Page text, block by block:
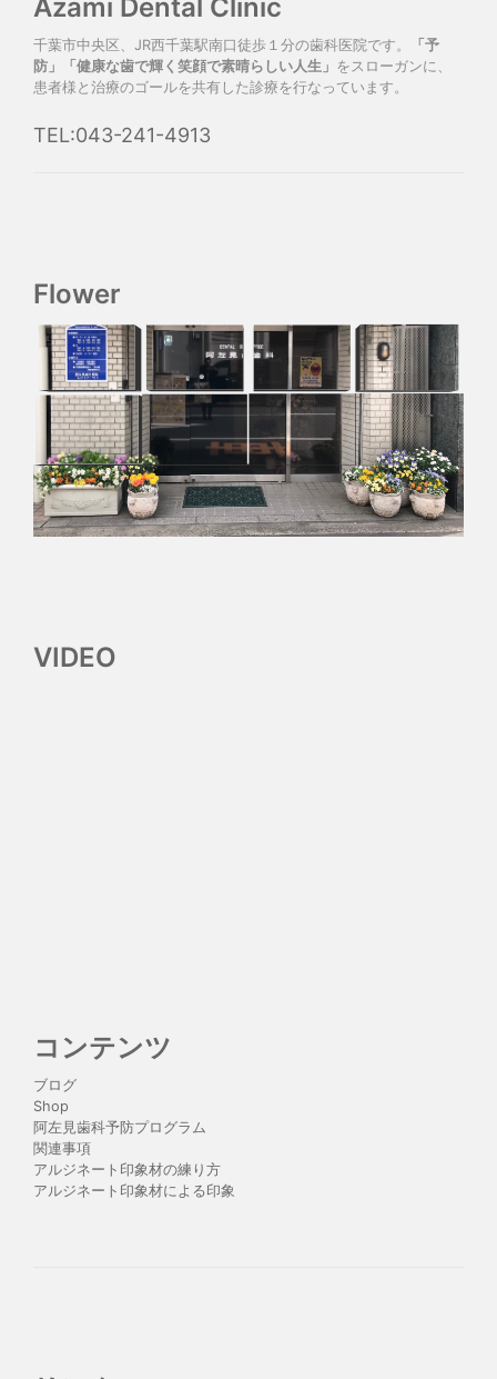
Azami Dental Clinic
千葉市中央区、JR西千葉駅南口徒歩１分の歯科医院です。
「予
防」「健康な歯で輝く笑顔で素晴らしい人生」 をスローガンに、
患者様と治療のゴールを共有した診療を行なっています。
TEL:043-241-4913
Flower
VIDEO
コンテンツ
ブログ
Shop
阿左見歯科予防プログラム
関連事項
アルジネート印象材の練り方
アルジネート印象材による印象